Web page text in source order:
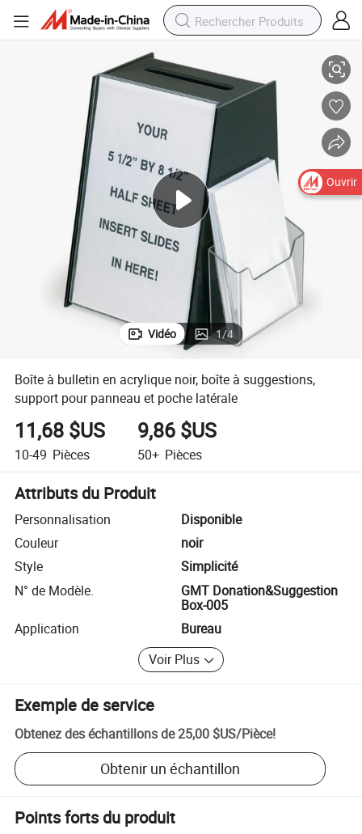
Vidéo 1/4
Boîte à bulletin en acrylique noir, boîte à suggestions,
support pour panneau et poche latérale
11,68 $US
10-49 Pièces
9,86 $US
50+ Pièces
Attributs du Produit
Personnalisation
Disponible
Couleur
noir
Style
Simplicité
N° de Modèle.
GMT Donation&Suggestion
Box-005
Application
Bureau
Voir Plus
Exemple de service
Obtenez des échantillons de25,00 $US/Pièce!
Obtenir un échantillon
Points forts du produit
Ouvrir